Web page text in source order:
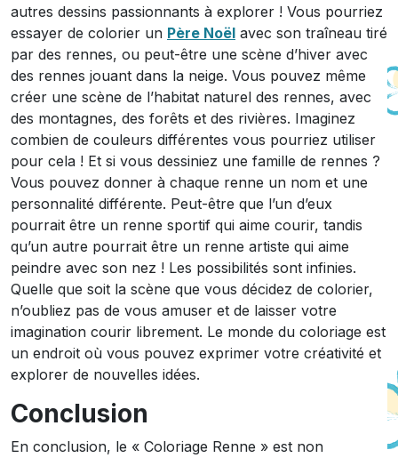
autres dessins passionnants à explorer ! Vous pourriez
essayer de colorier un Père Noël avec son traîneau tiré
par des rennes, ou peut-être une scène d’hiver avec
des rennes jouant dans la neige. Vous pouvez même
créer une scène de l’habitat naturel des rennes, avec
des montagnes, des forêts et des rivières. Imaginez
combien de couleurs différentes vous pourriez utiliser
pour cela ! Et si vous dessiniez une famille de rennes ?
Vous pouvez donner à chaque renne un nom et une
personnalité différente. Peut-être que l’un d’eux
pourrait être un renne sportif qui aime courir, tandis
qu’un autre pourrait être un renne artiste qui aime
peindre avec son nez ! Les possibilités sont infinies.
Quelle que soit la scène que vous décidez de colorier,
n’oubliez pas de vous amuser et de laisser votre
imagination courir librement. Le monde du coloriage est
un endroit où vous pouvez exprimer votre créativité et
explorer de nouvelles idées.
Conclusion
En conclusion, le « Coloriage Renne » est non